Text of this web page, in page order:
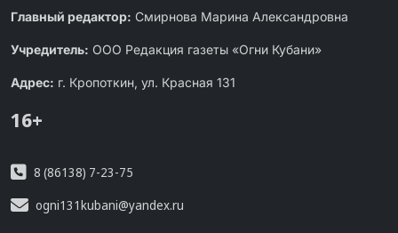
Главный редактор: Смирнова Марина Александровна
Учредитель: ООО Редакция газеты «Огни Кубани»
Адрес: г. Кропоткин, ул. Красная 131
16+
8 (86138) 7-23-75
ogni131kubani@yandex.ru